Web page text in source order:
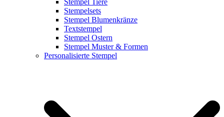
Stempel Tiere
Stempelsets
Stempel Blumenkränze
Textstempel
Stempel Ostern
Stempel Muster & Formen
Personalisierte Stempel